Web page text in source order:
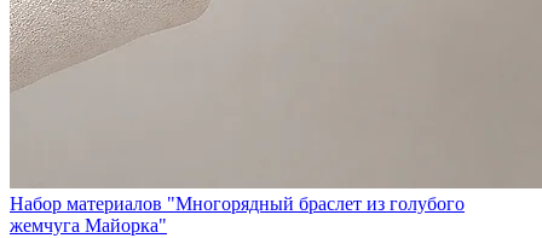
Набор материалов "Многорядный браслет из голубого
жемчуга Майорка"